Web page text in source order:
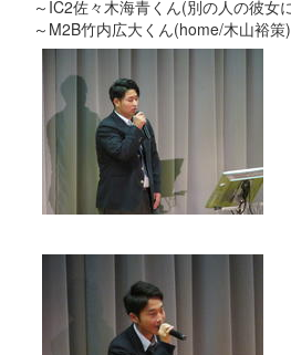
～IC2佐々木海青くん(別の人の彼
～M2B竹内広大くん(home/木山裕策)